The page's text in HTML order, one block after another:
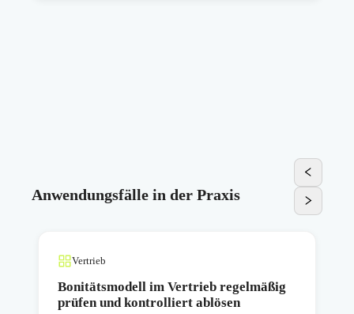
Anwendungsfälle in der Praxis
Vertrieb
Bonitätsmodell im Vertrieb regelmäßig
prüfen und kontrolliert ablösen